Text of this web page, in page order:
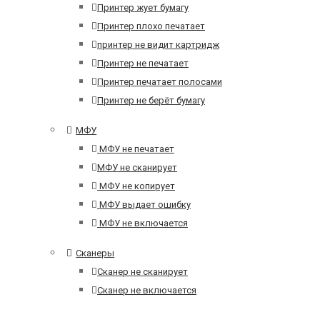
Принтер жует бумагу
Принтер плохо печатает
принтер не видит картридж
Принтер не печатает
Принтер печатает полосами
Принтер не берёт бумагу
МФУ
МФУ не печатает
МФУ не сканирует
МФУ не копирует
МФУ выдает ошибку
МФУ не включается
Сканеры
Сканер не сканирует
Сканер не включается